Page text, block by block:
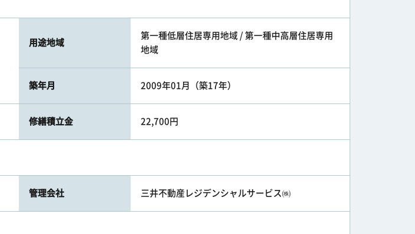
用途地域
第一種低層住居専用地域 / 第一種中高層住居専用
地域
築年月 2009年01月（築17年）
修繕積立金 22,700円
管理会社 三井不動産レジデンシャルサービス㈱